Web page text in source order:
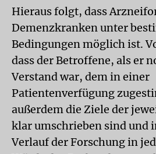
Hieraus folgt, dass
Demenzkranken unter
Bedingungen möglich ist.
dass der Betroffene, als er
Verstand war, dem in einer
Patientenverfügung
außerdem die Ziele der
klar umschrieben sind und
Verlauf der Forschung in